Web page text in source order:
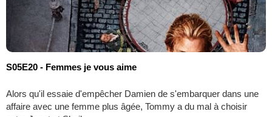
S05E20 - Femmes je vous aime
Alors qu'il essaie d'empêcher Damien de s'embarquer dans une
affaire avec une femme plus âgée, Tommy a du mal à choisir